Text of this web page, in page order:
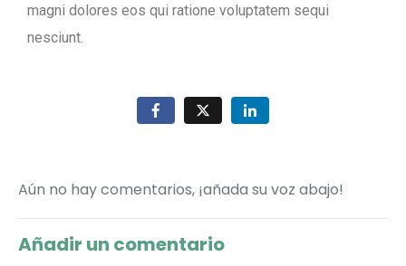
magni dolores eos qui ratione voluptatem sequi
nesciunt.
Aún no hay comentarios, ¡añada su voz abajo!
Añadir un comentario